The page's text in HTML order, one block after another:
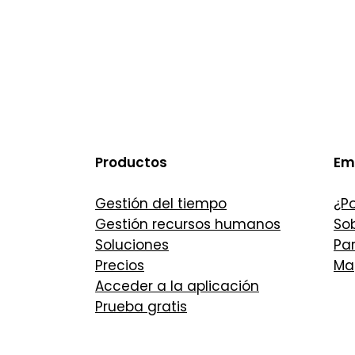
Productos
Gestión del tiempo
Gestión recursos humanos
Soluciones
Precios
Acceder a la aplicación
Prueba gratis